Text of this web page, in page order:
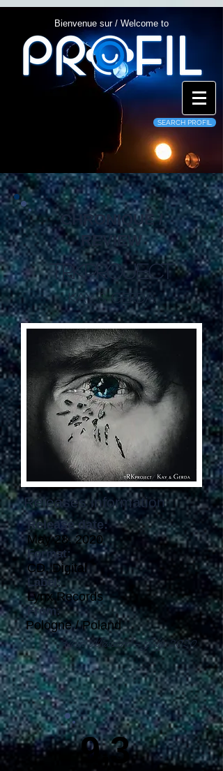
Bienvenue sur / Welcome to
SEARCH PROFIL
CHRONIQUE /
REVIEW
tRKproject
Kay & Gerda
Releases information
Release date:
May 28, 2020
Format:
CD, Digital
Label:
Lynx Records
From:
Pologne / Poland
Alain Massard - July 2020
9,3